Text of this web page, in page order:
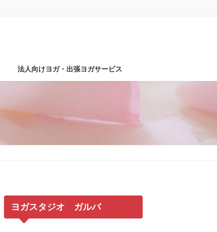
法人向けヨガ・出張ヨガサービス
ヨガスタジオ ガルバ